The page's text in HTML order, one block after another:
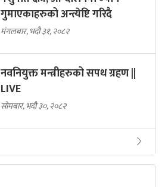
गुमाएकाहरुको अन्त्येष्टि गरिदै
मंगलबार, भदौ ३१, २०८२
नवनियुक्त मन्त्रीहरुको सपथ ग्रहण ||
LIVE
सोमबार, भदौ ३०, २०८२